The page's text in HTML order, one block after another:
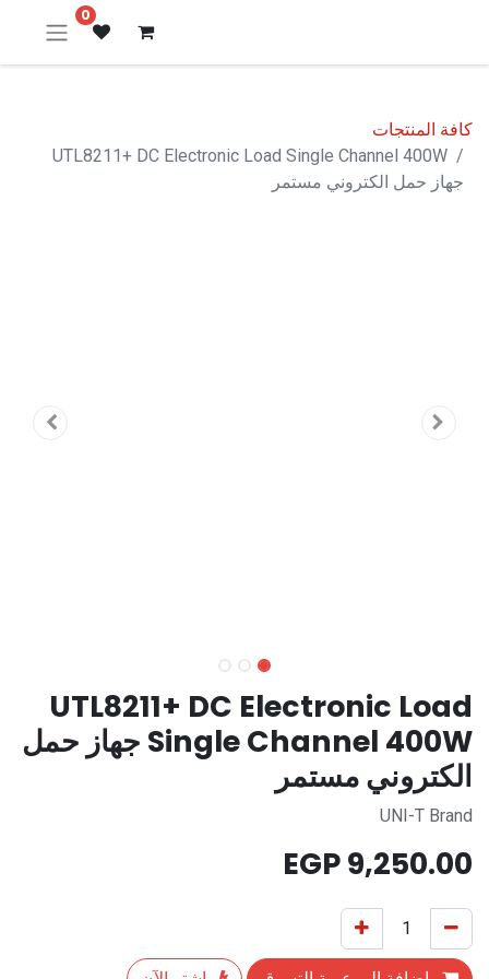
0
كافة المنتجات
UTL8211+ DC Electronic Load Single Channel 400W
جهاز حمل الكتروني مستمر
UTL8211+ DC Electronic Load
Single Channel 400W جهاز حمل
الكتروني مستمر
UNI-T Brand
9,250.00